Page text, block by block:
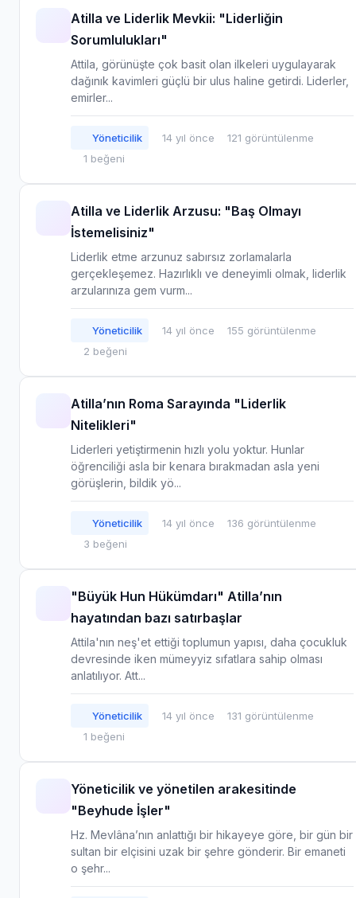
Atilla ve Liderlik Mevkii: "Liderliğin
Sorumlulukları"
Attila, görünüşte çok basit olan ilkeleri uygulayarak
dağınık kavimleri güçlü bir ulus haline getirdi. Liderler,
emirler...
Yöneticilik 14 yıl önce
121 görüntülenme
1 beğeni
Atilla ve Liderlik Arzusu: "Baş Olmayı
İstemelisiniz"
Liderlik etme arzunuz sabırsız zorlamalarla
gerçekleşemez. Hazırlıklı ve deneyimli olmak, liderlik
arzularınıza gem vurm...
Yöneticilik 14 yıl önce
155 görüntülenme
2 beğeni
Atilla’nın Roma Sarayında "Liderlik
Nitelikleri"
Liderleri yetiştirmenin hızlı yolu yoktur. Hunlar
öğrenciliği asla bir kenara bırakmadan asla yeni
görüşlerin, bildik yö...
Yöneticilik 14 yıl önce
136 görüntülenme
3 beğeni
"Büyük Hun Hükümdarı" Atilla’nın
hayatından bazı satırbaşlar
Attila'nın neş'et ettiği toplumun yapısı, daha çocukluk
devresinde iken mümeyyiz sıfatlara sahip olması
anlatılıyor. Att...
Yöneticilik 14 yıl önce
131 görüntülenme
1 beğeni
Yöneticilik ve yönetilen arakesitinde
"Beyhude İşler"
Hz. Mevlâna’nın anlattığı bir hikayeye göre, bir gün bir
sultan bir elçisini uzak bir şehre gönderir. Bir emaneti
o şehr...